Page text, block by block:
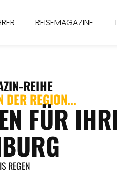
REISEMAGAZINE
-REIHE
DER REGION...
FÜR
REGEN